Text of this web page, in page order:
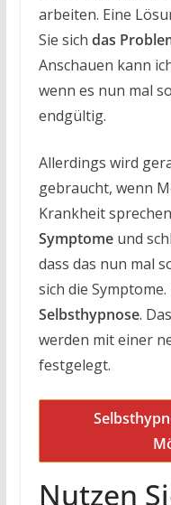
arbeiten. Eine
Sie sich das
Anschauen kann
wenn es nun mal
endgültig.
Allerdings wird
gebraucht, wenn
Krankheit
Symptomeund
dass das nun mal
sich die
Selbsthypnose.
werden mit einer
festgelegt.
Nutzen